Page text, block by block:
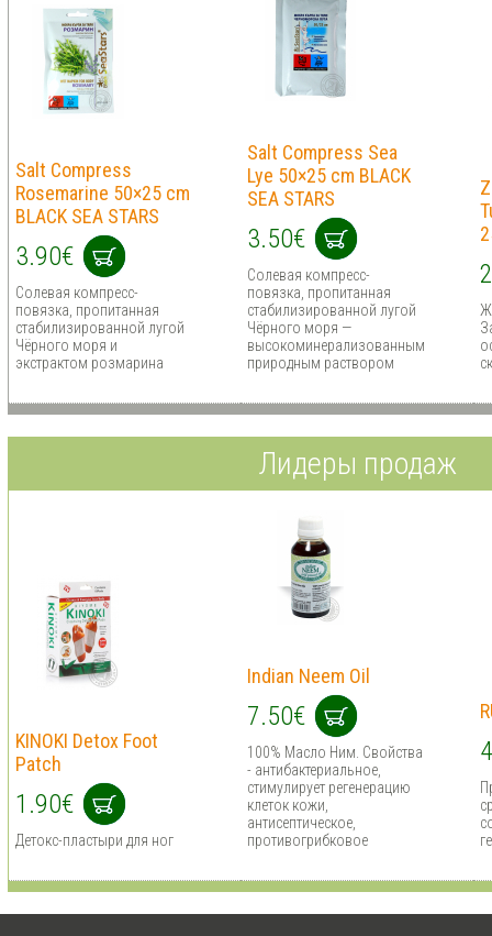
Salt Compress
Rosemarine 50×25 cm
BLACK SEA STARS
3.90€
Солевая компресс-
повязка, пропитанная
стабилизированной лугой
Чёрного моря и
экстрактом розмарина
Salt Compress Sea
Lye 50×25 cm BLACK
SEA STARS
3.50€
Солевая компресс-
повязка, пропитанная
стабилизированной лугой
Чёрного моря —
высокоминерализованным
природным раствором
Лидеры продаж
KINOKI Detox Foot
Patch
1.90€
Детокс-пластыри для ног
Indian Neem Oil
7.50€
100% Масло Ним. Cвойства
- антибактериальное,
стимулирует регенерацию
клеток кожи,
антисептическое,
противогрибковое